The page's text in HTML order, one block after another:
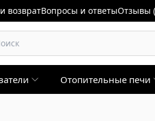
возвратВопросы и ответыОтзывы
Отопительные печи